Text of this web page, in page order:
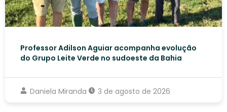
Professor Adilson Aguiar acompanha evolução
do Grupo Leite Verde no sudoeste da Bahia
Daniela Miranda 3 de agosto de 2026